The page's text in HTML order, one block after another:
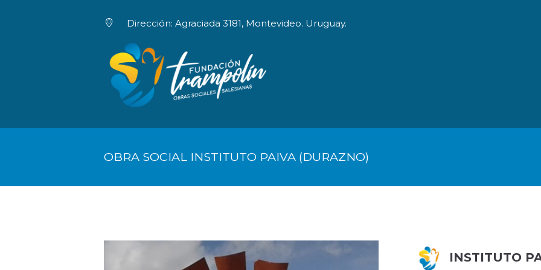
Dirección: Agraciada 3181, Montevideo. Uruguay.
INICIO
OBRA SOCIAL INSTITUTO PAIVA (DURAZNO)
INSTITUTO